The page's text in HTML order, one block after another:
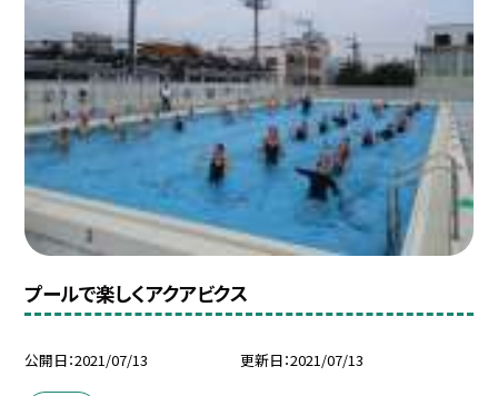
プールで楽しくアクアビクス
公開日 2021/07/13 更新日 2021/07/13